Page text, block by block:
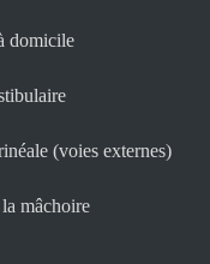
domicile
(voies externes)
mâchoire